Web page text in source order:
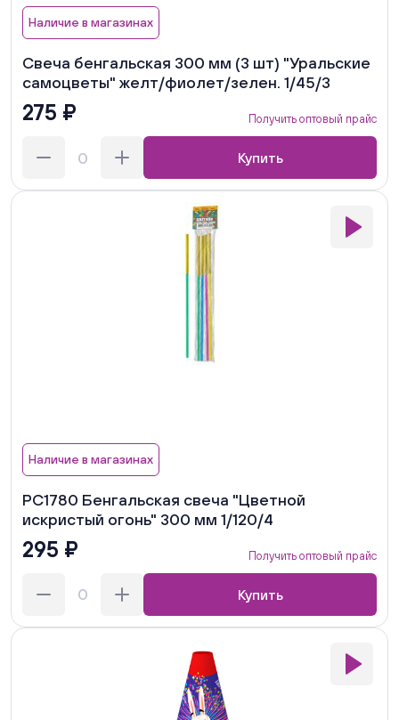
Наличие в магазинах
Свеча бенгальская 300 мм (3 шт) "Уральские
самоцветы" желт/фиолет/зелен. 1/45/3
275 ₽ Получить оптовый прайс
Купить
Наличие в магазинах
РС1780 Бенгальская свеча "Цветной
искристый огонь" 300 мм 1/120/4
295 ₽ Получить оптовый прайс
Купить